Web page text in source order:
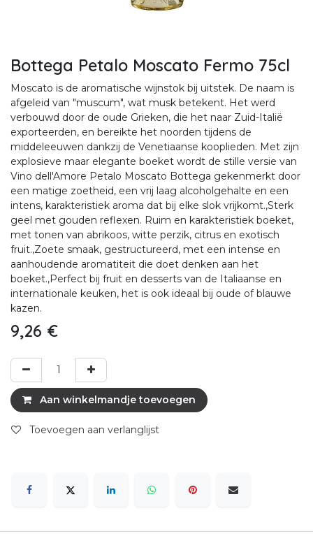
Bottega Petalo Moscato Fermo 75cl
Moscato is de aromatische wijnstok bij uitstek. De naam is
afgeleid van "muscum", wat musk betekent. Het werd
verbouwd door de oude Grieken, die het naar Zuid-Italië
exporteerden, en bereikte het noorden tijdens de
middeleeuwen dankzij de Venetiaanse kooplieden. Met zijn
explosieve maar elegante boeket wordt de stille versie van
Vino dell'Amore Petalo Moscato Bottega gekenmerkt door
een matige zoetheid, een vrij laag alcoholgehalte en een
intens, karakteristiek aroma dat bij elke slok vrijkomt.,Sterk
geel met gouden reflexen. Ruim en karakteristiek boeket,
met tonen van abrikoos, witte perzik, citrus en exotisch
fruit.,Zoete smaak, gestructureerd, met een intense en
aanhoudende aromatiteit die doet denken aan het
boeket.,Perfect bij fruit en desserts van de Italiaanse en
internationale keuken, het is ook ideaal bij oude of blauwe
kazen.
9,26 €
Aan winkelmandje toevoegen
Toevoegen aan verlanglijst